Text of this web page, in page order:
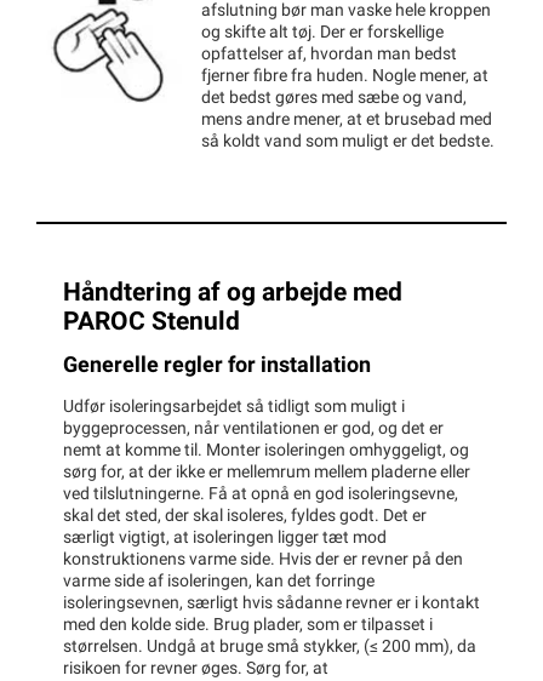
afslutning bør man vaske hele kroppen
og skifte alt tøj. Der er forskellige
opfattelser af, hvordan man bedst
fjerner fibre fra huden. Nogle mener, at
det bedst gøres med sæbe og vand,
mens andre mener, at et brusebad med
så koldt vand som muligt er det bedste.
Håndtering af og arbejde med
PAROC Stenuld
Generelle regler for installation
Udfør isoleringsarbejdet så tidligt som muligt i
byggeprocessen, når ventilationen er god, og det er
nemt at komme til. Monter isoleringen omhyggeligt, og
sørg for, at der ikke er mellemrum mellem pladerne eller
ved tilslutningerne. Få at opnå en god isoleringsevne,
skal det sted, der skal isoleres, fyldes godt. Det er
særligt vigtigt, at isoleringen ligger tæt mod
konstruktionens varme side. Hvis der er revner på den
varme side af isoleringen, kan det forringe
isoleringsevnen, særligt hvis sådanne revner er i kontakt
med den kolde side. Brug plader, som er tilpasset i
størrelsen. Undgå at bruge små stykker, (≤ 200 mm), da
risikoen for revner øges. Sørg for, at